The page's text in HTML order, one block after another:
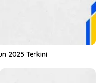
2025 Terkini